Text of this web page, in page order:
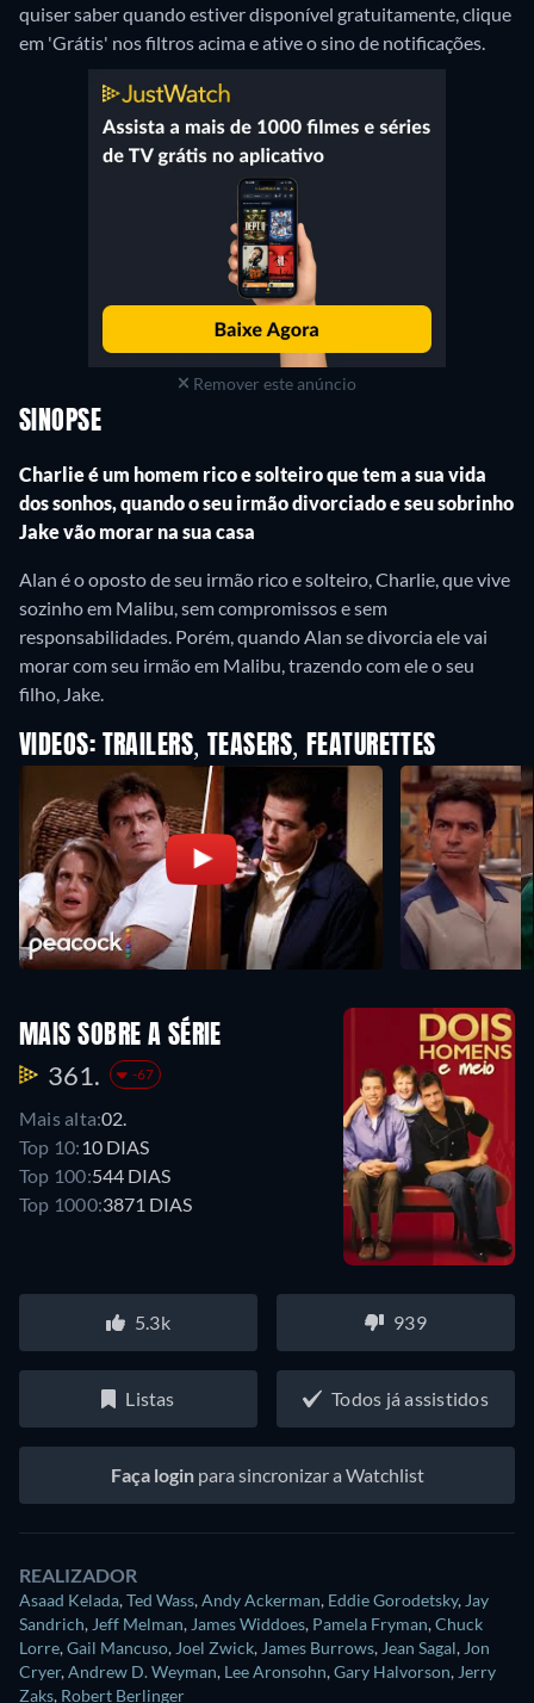
quiser saber quando estiver disponível gratuitamente, clique
em 'Grátis' nos filtros acima e ative o sino de notificações.
Remover este anúncio
SINOPSE
Charlie é um homem rico e solteiro que tem a sua vida
dos sonhos, quando o seu irmão divorciado e seu sobrinho
Jake vão morar na sua casa
Alan é o oposto de seu irmão rico e solteiro, Charlie, que vive
sozinho em Malibu, sem compromissos e sem
responsabilidades. Porém, quando Alan se divorcia ele vai
morar com seu irmão em Malibu, trazendo com ele o seu
filho, Jake.
VIDEOS: TRAILERS, TEASERS, FEATURETTES
MAIS SOBRE A SÉRIE
361. -67
Mais alta:02.
Top 10: 10 DIAS
Top 100:544 DIAS
Top 1000:3871 DIAS
5.3k 939
Listas Todos já assistidos
Faça loginpara sincronizar a Watchlist
REALIZADOR
Asaad Kelada,Ted Wass,Andy Ackerman, Eddie Gorodetsky, Jay
Sandrich, Jeff Melman, James Widdoes, Pamela Fryman,Chuck
Lorre,Gail Mancuso, Joel Zwick, James Burrows, Jean Sagal, Jon
Cryer,Andrew D. Weyman, Lee Aronsohn,Gary Halvorson, Jerry
Zaks, Robert Berlinger